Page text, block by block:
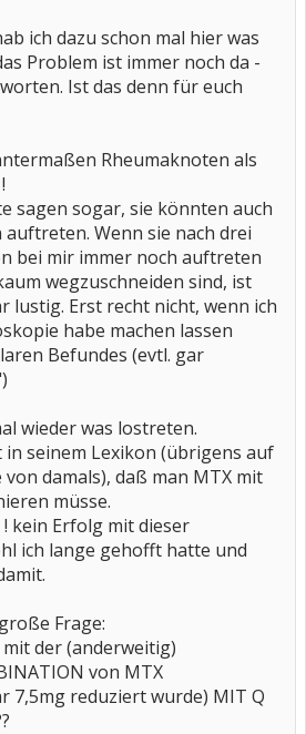
ich dazu schon mal hier was
Problem ist immer noch da -
Ist das denn für euch
Rheumaknoten als
sagen sogar, sie könnten auch
Wenn sie nach drei
bei mir immer noch auftreten
wegzuschneiden sind, ist
lustig. Erst recht nicht, wenn ich
habe machen lassen
Befundes (evtl. gar
wieder was lostreten.
in seinem Lexikon (übrigens auf
damals), daß man MTX mit
müsse.
kein Erfolg mit dieser
ich lange gehofft hatte und
Frage:
der (anderweitig)
von MTX
7,5mg reduziert wurde) MIT Q